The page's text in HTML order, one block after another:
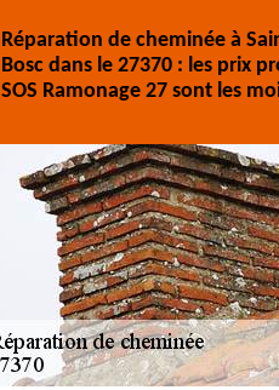
Réparation de cheminée à
Bosc dans le 27370 : les prix
SOS Ramonage 27 sont les